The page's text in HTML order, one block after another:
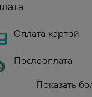
Оплата картой
Послеоплата
Показать